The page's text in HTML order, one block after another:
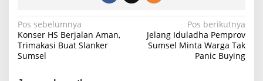
N
a
v
i
Pos sebelumnya
Konser HS Berjalan Aman,
Trimakasi Buat Slanker
Sumsel
Pos berikutnya
Jelang Iduladha Pemprov
Sumsel Minta Warga Tak
Panic Buying